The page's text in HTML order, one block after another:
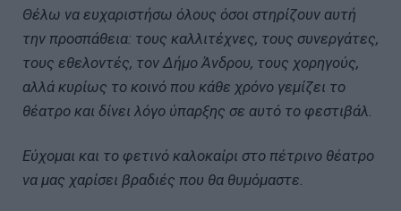
Θέλω να ευχαριστήσω όλους όσοι στηρίζουν αυτή
την προσπάθεια: τους καλλιτέχνες, τους συνεργάτες,
τους εθελοντές, τον Δήμο Άνδρου, τους χορηγούς,
αλλά κυρίως το κοινό που κάθε χρόνο γεμίζει το
θέατρο και δίνει λόγο ύπαρξης σε αυτό το φεστιβάλ.
Εύχομαι και το φετινό καλοκαίρι στο πέτρινο θέατρο
να μας χαρίσει βραδιές που θα θυμόμαστε.